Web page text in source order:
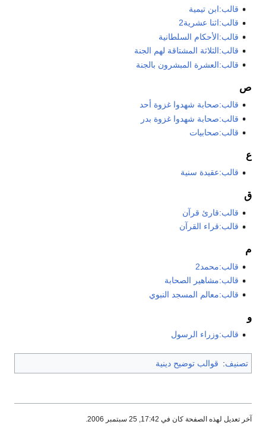
قالب:ابن تيمية
قالب:اثنا عشرية2
قالب:الأحكام السلطانية
قالب:الثلاثة المشتاقة لهم الجنة
قالب:العشرة المبشرون بالجنة
ص
قالب:صحابة شهدوا غزوة أحد
قالب:صحابة شهدوا غزوة بدر
قالب:صحابيات
ع
قالب:عقيدة سنية
ق
قالب:قارئ قرآن
قالب:قراء القرآن
م
قالب:محمد2
قالب:مشاهير الصحابة
قالب:معالم المسجد النبوي
و
قالب:وزراء الرسول
تصنيف: قوالب توضيح دينية
آخر تعديل لهذه الصفحة كان في 17:42, 25 سبتمبر 2006.